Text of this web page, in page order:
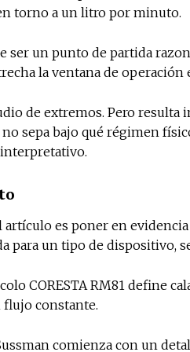
torno a un litro por minuto.
ser un punto de partida
la ventana de
de extremos. Pero
sepa bajo qué régimen
es poner en
para un tipo de dispositivo,
CORESTA RM81 define
constante.
comienza con un